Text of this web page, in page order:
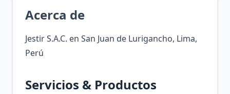
Acerca de
Jestir S.A.C. en San Juan de Lurigancho, Lima,
Perú
Servicios & Productos